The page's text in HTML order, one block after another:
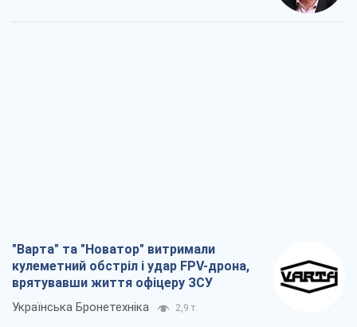
"Варта" та "Новатор" витримали
кулеметний обстріл і удар FPV-дрона,
врятувавши життя офіцеру ЗСУ
Українська Бронетехніка 2,9 т.